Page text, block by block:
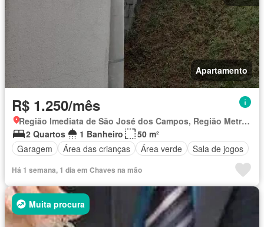
Apartamento
R$ 1.250/mês
Região Imediata de São José dos Campos, Região Metropolitana do Vale do Paraíba e Litoral Norte
2 Quartos
1 Banheiro
50 m²
Garagem
Área das crianças Área verde Sala de jogos
Há 1 semana, 1 dia em Chaves na mão
Muita procura